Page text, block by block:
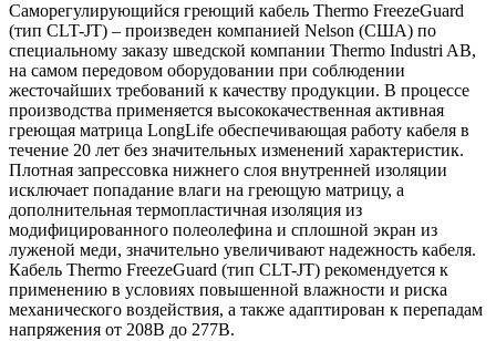
Саморегулирующийся греющий кабель Thermo FreezeGuard
(тип CLT-JT) – произведен компанией Nelson (США) по
специальному заказу шведской компании Thermo Industri AB,
на самом передовом оборудовании при соблюдении
жесточайших требований к качеству продукции. В процессе
производства применяется высококачественная активная
греющая матрица LongLife обеспечивающая работу кабеля в
течение 20 лет без значительных изменений характеристик.
Плотная запрессовка нижнего слоя внутренней изоляции
исключает попадание влаги на греющую матрицу, а
дополнительная термопластичная изоляция из
модифицированного полеолефина и сплошной экран из
луженой меди, значительно увеличивают надежность кабеля.
Кабель Thermo FreezeGuard (тип CLT-JT) рекомендуется к
применению в условиях повышенной влажности и риска
механического воздействия, а также адаптирован к перепадам
напряжения от 208В до 277В.